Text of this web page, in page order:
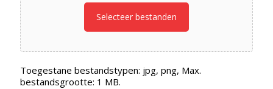
Selecteer bestanden
Toegestane bestandstypen: jpg, png, Max.
bestandsgrootte: 1 MB.